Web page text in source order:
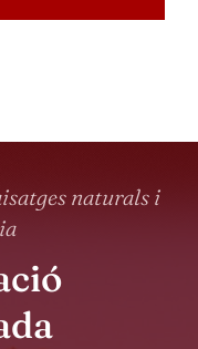
naturals i